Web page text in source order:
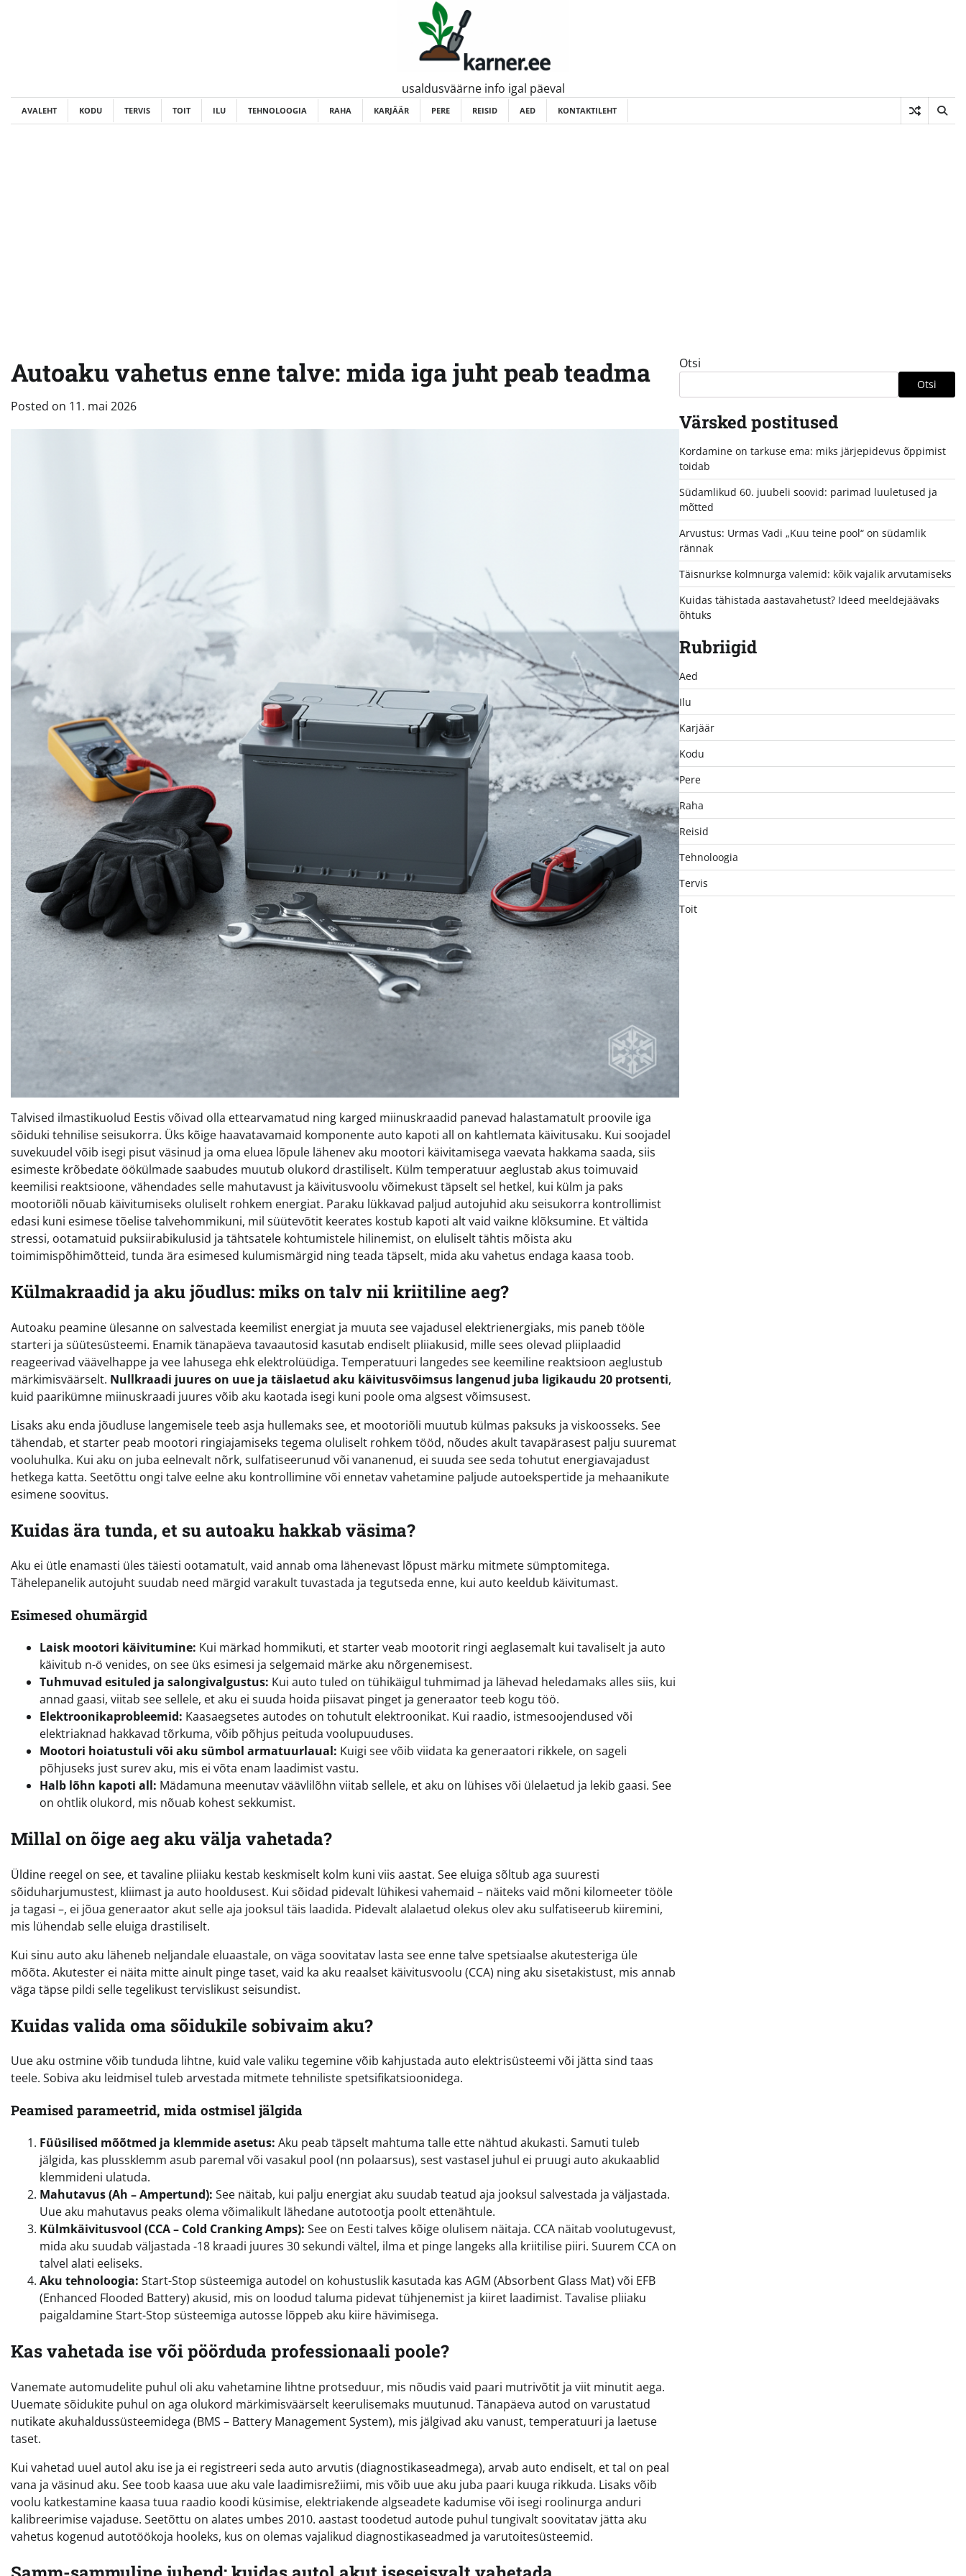
usaldusväärne info igal päeval
AVALEHT KODU TERVIS TOIT ILU TEHNOLOOGIA RAHA KARJÄÄR PERE REISID AED KONTAKTILEHT
Autoaku vahetus enne talve: mida iga juht peab teadma
Posted on 11. mai 2026
Talvised ilmastikuolud Eestis võivad olla ettearvamatud ning karged miinuskraadid panevad halastamatult proovile iga
sõiduki tehnilise seisukorra. Üks kõige haavatavamaid komponente auto kapoti all on kahtlemata käivitusaku. Kui soojadel
suvekuudel võib isegi pisut väsinud ja oma eluea lõpule lähenev aku mootori käivitamisega vaevata hakkama saada, siis
esimeste krõbedate öökülmade saabudes muutub olukord drastiliselt. Külm temperatuur aeglustab akus toimuvaid
keemilisi reaktsioone, vähendades selle mahutavust ja käivitusvoolu võimekust täpselt sel hetkel, kui külm ja paks
mootoriõli nõuab käivitumiseks oluliselt rohkem energiat. Paraku lükkavad paljud autojuhid aku seisukorra kontrollimist
edasi kuni esimese tõelise talvehommikuni, mil süütevõtit keerates kostub kapoti alt vaid vaikne klõksumine. Et vältida
stressi, ootamatuid puksiirabikulusid ja tähtsatele kohtumistele hilinemist, on eluliselt tähtis mõista aku
toimimispõhimõtteid, tunda ära esimesed kulumismärgid ning teada täpselt, mida aku vahetus endaga kaasa toob.
Külmakraadid ja aku jõudlus: miks on talv nii kriitiline aeg?
Autoaku peamine ülesanne on salvestada keemilist energiat ja muuta see vajadusel elektrienergiaks, mis paneb tööle
starteri ja süütesüsteemi. Enamik tänapäeva tavaautosid kasutab endiselt pliiakusid, mille sees olevad pliiplaadid
reageerivad väävelhappe ja vee lahusega ehk elektrolüüdiga. Temperatuuri langedes see keemiline reaktsioon aeglustub
märkimisväärselt. Nullkraadi juures on uue ja täislaetud aku käivitusvõimsus langenud juba ligikaudu 20 protsenti,
kuid paarikümne miinuskraadi juures võib aku kaotada isegi kuni poole oma algsest võimsusest.
Lisaks aku enda jõudluse langemisele teeb asja hullemaks see, et mootoriõli muutub külmas paksuks ja viskoosseks. See
tähendab, et starter peab mootori ringiajamiseks tegema oluliselt rohkem tööd, nõudes akult tavapärasest palju suuremat
vooluhulka. Kui aku on juba eelnevalt nõrk, sulfatiseerunud või vananenud, ei suuda see seda tohutut energiavajadust
hetkega katta. Seetõttu ongi talve eelne aku kontrollimine või ennetav vahetamine paljude autoekspertide ja mehaanikute
esimene soovitus.
Kuidas ära tunda, et su autoaku hakkab väsima?
Aku ei ütle enamasti üles täiesti ootamatult, vaid annab oma lähenevast lõpust märku mitmete sümptomitega.
Tähelepanelik autojuht suudab need märgid varakult tuvastada ja tegutseda enne, kui auto keeldub käivitumast.
Esimesed ohumärgid
Laisk mootori käivitumine: Kui märkad hommikuti, et starter veab mootorit ringi aeglasemalt kui tavaliselt ja auto
käivitub n-ö venides, on see üks esimesi ja selgemaid märke aku nõrgenemisest.
Tuhmuvad esituled ja salongivalgustus: Kui auto tuled on tühikäigul tuhmimad ja lähevad heledamaks alles siis, kui
annad gaasi, viitab see sellele, et aku ei suuda hoida piisavat pinget ja generaator teeb kogu töö.
Elektroonikaprobleemid: Kaasaegsetes autodes on tohutult elektroonikat. Kui raadio, istmesoojendused või
elektriaknad hakkavad tõrkuma, võib põhjus peituda voolupuuduses.
Mootori hoiatustuli või aku sümbol armatuurlaual: Kuigi see võib viidata ka generaatori rikkele, on sageli
põhjuseks just surev aku, mis ei võta enam laadimist vastu.
Halb lõhn kapoti all: Mädamuna meenutav väävlilõhn viitab sellele, et aku on lühises või ülelaetud ja lekib gaasi. See
on ohtlik olukord, mis nõuab kohest sekkumist.
Millal on õige aeg aku välja vahetada?
Üldine reegel on see, et tavaline pliiaku kestab keskmiselt kolm kuni viis aastat. See eluiga sõltub aga suuresti
sõiduharjumustest, kliimast ja auto hooldusest. Kui sõidad pidevalt lühikesi vahemaid – näiteks vaid mõni kilomeeter tööle
ja tagasi –, ei jõua generaator akut selle aja jooksul täis laadida. Pidevalt alalaetud olekus olev aku sulfatiseerub kiiremini,
mis lühendab selle eluiga drastiliselt.
Kui sinu auto aku läheneb neljandale eluaastale, on väga soovitatav lasta see enne talve spetsiaalse akutesteriga üle
mõõta. Akutester ei näita mitte ainult pinge taset, vaid ka aku reaalset käivitusvoolu (CCA) ning aku sisetakistust, mis annab
väga täpse pildi selle tegelikust tervislikust seisundist.
Kuidas valida oma sõidukile sobivaim aku?
Uue aku ostmine võib tunduda lihtne, kuid vale valiku tegemine võib kahjustada auto elektrisüsteemi või jätta sind taas
teele. Sobiva aku leidmisel tuleb arvestada mitmete tehniliste spetsifikatsioonidega.
Peamised parameetrid, mida ostmisel jälgida
Füüsilised mõõtmed ja klemmide asetus: Aku peab täpselt mahtuma talle ette nähtud akukasti. Samuti tuleb
jälgida, kas plussklemm asub paremal või vasakul pool (nn polaarsus), sest vastasel juhul ei pruugi auto akukaablid
klemmideni ulatuda.
Mahutavus (Ah – Ampertund): See näitab, kui palju energiat aku suudab teatud aja jooksul salvestada ja väljastada.
Uue aku mahutavus peaks olema võimalikult lähedane autotootja poolt ettenähtule.
Külmkäivitusvool (CCA – Cold Cranking Amps): See on Eesti talves kõige olulisem näitaja. CCA näitab voolutugevust,
mida aku suudab väljastada -18 kraadi juures 30 sekundi vältel, ilma et pinge langeks alla kriitilise piiri. Suurem CCA on
talvel alati eeliseks.
Aku tehnoloogia: Start-Stop süsteemiga autodel on kohustuslik kasutada kas AGM (Absorbent Glass Mat) või EFB
(Enhanced Flooded Battery) akusid, mis on loodud taluma pidevat tühjenemist ja kiiret laadimist. Tavalise pliiaku
paigaldamine Start-Stop süsteemiga autosse lõppeb aku kiire hävimisega.
Kas vahetada ise või pöörduda professionaali poole?
Vanemate automudelite puhul oli aku vahetamine lihtne protseduur, mis nõudis vaid paari mutrivõtit ja viit minutit aega.
Uuemate sõidukite puhul on aga olukord märkimisväärselt keerulisemaks muutunud. Tänapäeva autod on varustatud
nutikate akuhaldussüsteemidega (BMS – Battery Management System), mis jälgivad aku vanust, temperatuuri ja laetuse
taset.
Kui vahetad uuel autol aku ise ja ei registreeri seda auto arvutis (diagnostikaseadmega), arvab auto endiselt, et tal on peal
vana ja väsinud aku. See toob kaasa uue aku vale laadimisrežiimi, mis võib uue aku juba paari kuuga rikkuda. Lisaks võib
voolu katkestamine kaasa tuua raadio koodi küsimise, elektriakende algseadete kadumise või isegi roolinurga anduri
kalibreerimise vajaduse. Seetõttu on alates umbes 2010. aastast toodetud autode puhul tungivalt soovitatav jätta aku
vahetus kogenud autotöökoja hooleks, kus on olemas vajalikud diagnostikaseadmed ja varutoitesüsteemid.
Otsi
Otsi
Värsked postitused
Kordamine on tarkuse ema: miks järjepidevus õppimist
toidab
Südamlikud 60. juubeli soovid: parimad luuletused ja
mõtted
Arvustus: Urmas Vadi „Kuu teine pool“ on südamlik
rännak
Täisnurkse kolmnurga valemid: kõik vajalik arvutamiseks
Kuidas tähistada aastavahetust? Ideed meeldejäävaks
õhtuks
Rubriigid
Aed
Ilu
Karjäär
Kodu
Pere
Raha
Reisid
Tehnoloogia
Tervis
Toit